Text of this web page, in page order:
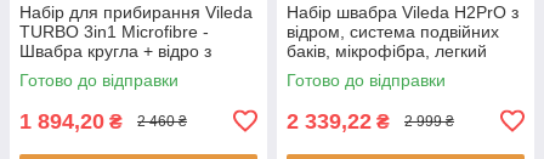
Набір для прибирання Vileda
TURBO 3in1 Microfibre -
Швабра кругла + відро з
віджимом 167751 Акція - Хіт!!!
Готово до відправки
1 894,20 ₴ 2 460 ₴
Набір швабра Vileda H2PrO з
відром, система подвійних
баків, мікрофібра, легкий
віджим, розділення води
Готово до відправки
2 339,22 ₴ 2 999 ₴